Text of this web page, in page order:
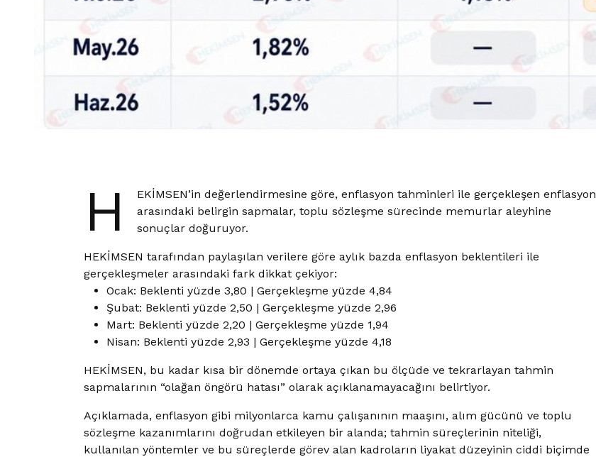
H
EKİMSEN’in değerlendirmesine göre, enflasyon tahminleri ile gerçekleşen enflasyon
arasındaki belirgin sapmalar, toplu sözleşme sürecinde memurlar aleyhine
sonuçlar doğuruyor.
HEKİMSEN tarafından paylaşılan verilere göre aylık bazda enflasyon beklentileri ile
gerçekleşmeler arasındaki fark dikkat çekiyor:
Ocak: Beklenti yüzde 3,80 | Gerçekleşme yüzde 4,84
Şubat: Beklenti yüzde 2,50 | Gerçekleşme yüzde 2,96
Mart: Beklenti yüzde 2,20 | Gerçekleşme yüzde 1,94
Nisan: Beklenti yüzde 2,93 | Gerçekleşme yüzde 4,18
HEKİMSEN, bu kadar kısa bir dönemde ortaya çıkan bu ölçüde ve tekrarlayan tahmin
sapmalarının “olağan öngörü hatası” olarak açıklanamayacağını belirtiyor.
Açıklamada, enflasyon gibi milyonlarca kamu çalışanının maaşını, alım gücünü ve toplu
sözleşme kazanımlarını doğrudan etkileyen bir alanda; tahmin süreçlerinin niteliği,
kullanılan yöntemler ve bu süreçlerde görev alan kadroların liyakat düzeyinin ciddi biçimde